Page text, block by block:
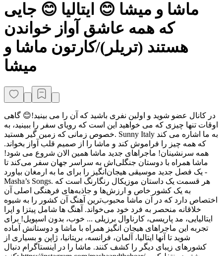
ماشا و میشا 😊 ایتالیا 😊 جایی
که همه عاشق آواز خواندن
هستند (تریلر)/کارتون ماشا و
میشا
در کانال عضو شوید و اولین نفری باشید که آن را می بینید!😊 گاهی
اوقات تنها چیزی که می خواهید این است که رویای سفر را ببینید، به
خصوص زمانی که زمین گیر هستید. Sunny Italy به ما اشاره می کند
که همه چیز را فراموش کند و ماشا را از صمیم قلب آواز بخواند.
همه سرنشینان! ماجراهای جدید ماشا همین الان شروع می شود!
ماشا همراه با دوستان جنگلی‌اش به سراسر جهان سفر می‌کند تا
یک فصل جدید موسیقی هیجان‌انگیز را برای ما به ارمغان بیاورد -
Masha’s Songs. هر قسمت یک داستان موزیکال رنگارنگ است که
به یک کشور خاص و ارزش‌ها و جاذبه‌های فرهنگی اصلی آن
اختصاص دارد که در آن ماشا محبوب‌ترین آهنگ آن کشور را به شیوه
خلاقانه منحصر به فرد خود می‌خواند. آهنگ ها شامل پیتزا و اپرا
ایتالیایی، مد پاریسی، کارناوال برزیلی ... خوب، بدون اسپویل! برای
تجربه این ماجراهای هیجان انگیز همراه با ماشا و دوستانش آماده
شوید تا آنها ایتالیا، آلمان، فرانسه، بریتانیا، ژاپن و بسیاری از
کشورهای زیبای دیگر را کشف کنند. ماشا را در اینستاگرام دنبال